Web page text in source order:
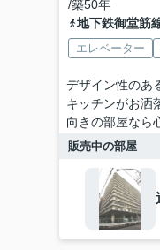
/築50年
地下鉄御堂筋
エレベーター
デザイン性のあ
キッチンがお洒
向きの部屋なら
販売中の部屋